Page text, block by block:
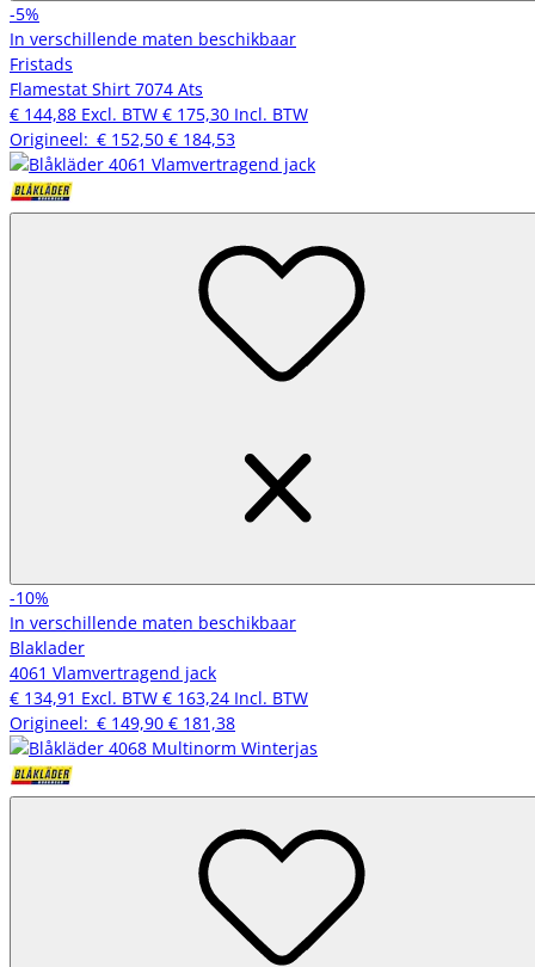
-5%
In verschillende maten beschikbaar
Fristads
Flamestat Shirt 7074 Ats
€ 144,88 Excl. BTW € 175,30 Incl. BTW
Origineel: € 152,50 € 184,53
-10%
In verschillende maten beschikbaar
Blaklader
4061 Vlamvertragend jack
€ 134,91 Excl. BTW € 163,24 Incl. BTW
Origineel: € 149,90 € 181,38